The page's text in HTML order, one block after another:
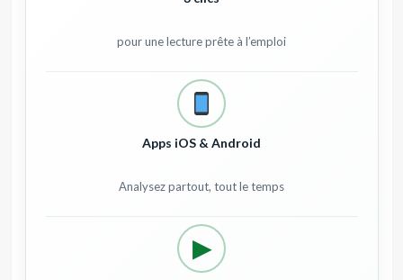
pour une lecture prête à l’emploi
Apps iOS & Android
Analysez partout, tout le temps
▶